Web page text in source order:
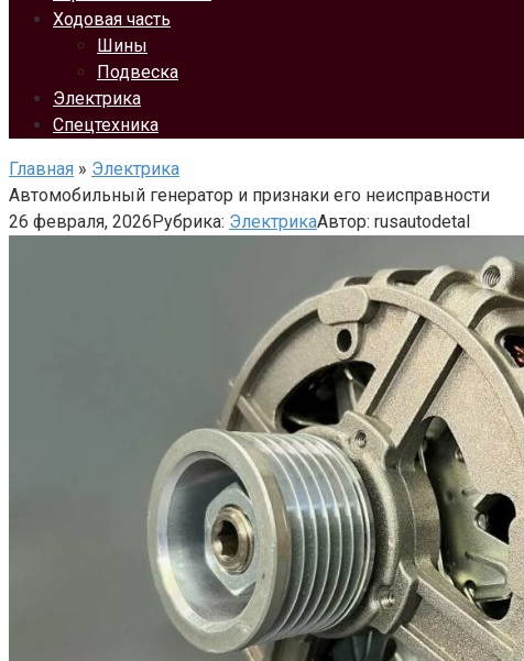
Ходовая часть
Шины
Подвеска
Электрика
Спецтехника
Главная » Электрика
Автомобильный генератор и признаки его неисправности
26 февраля, 2026Рубрика: ЭлектрикаАвтор: rusautodetal